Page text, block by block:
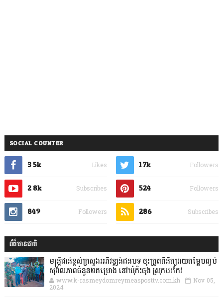
SOCIAL COUNTER
3.5k Likes 1.7k Followers
2.8k Subscribes 524 Followers
849 Followers 286 Subscribes
ព័ត៌មានជាតិ
មន្ត្រីជាន់ខ្ពស់ក្រសួងអភិវឌ្ឍន៍ជនបទ ចុះត្រួតពិនិត្យវាយតម្លៃបញ្ចប់
សុពលភាពចំនួន២គម្រោង នៅឃុំកិះចុង ស្រុកបរកែវ
www.k-rasmeydomreymeasposttv.com.kh Nov 05,
2024